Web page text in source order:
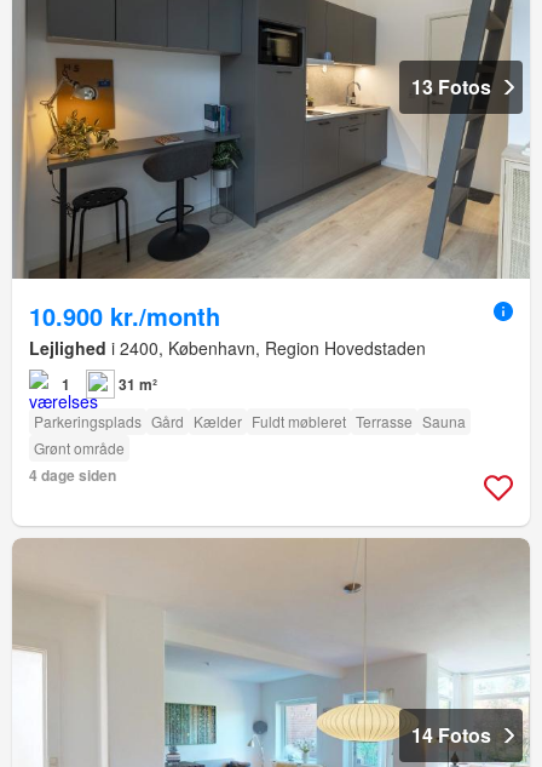
13 Fotos
10.900 kr./month
Lejlighed i 2400, København, Region Hovedstaden
1 31 m²
Parkeringsplads Gård Kælder Fuldt møbleret Terrasse Sauna
Grønt område
4 dage siden
14 Fotos